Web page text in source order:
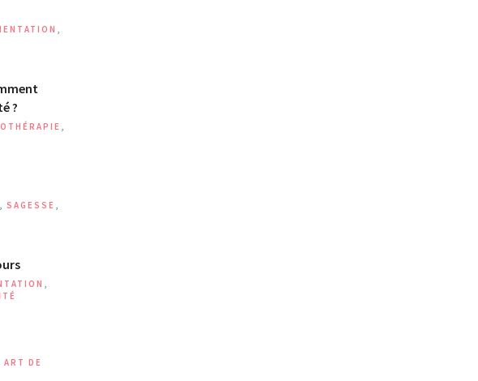
,
?
,
,SAGESSE ,
,
ART DE